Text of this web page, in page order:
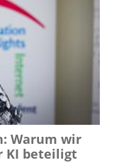
Warum wir
KI beteiligt